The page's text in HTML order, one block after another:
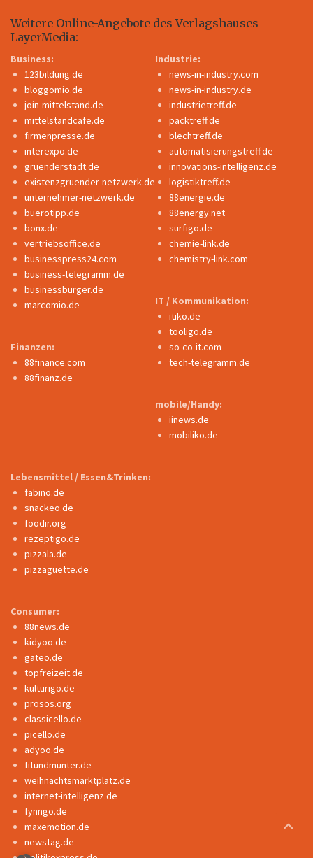
Weitere Online-Angebote des Verlagshauses
LayerMedia:
Business:
123bildung.de
bloggomio.de
join-mittelstand.de
mittelstandcafe.de
firmenpresse.de
interexpo.de
gruenderstadt.de
existenzgruender-netzwerk.de
unternehmer-netzwerk.de
buerotipp.de
bonx.de
vertriebsoffice.de
businesspress24.com
business-telegramm.de
businessburger.de
marcomio.de
Finanzen:
88finance.com
88finanz.de
Industrie:
news-in-industry.com
news-in-industry.de
industrietreff.de
packtreff.de
blechtreff.de
automatisierungstreff.de
innovations-intelligenz.de
logistiktreff.de
88energie.de
88energy.net
surfigo.de
chemie-link.de
chemistry-link.com
IT / Kommunikation:
itiko.de
tooligo.de
so-co-it.com
tech-telegramm.de
mobile/Handy:
iinews.de
mobiliko.de
Lebensmittel / Essen&Trinken:
fabino.de
snackeo.de
foodir.org
rezeptigo.de
pizzala.de
pizzaguette.de
Consumer:
88news.de
kidyoo.de
gateo.de
topfreizeit.de
kulturigo.de
prosos.org
classicello.de
picello.de
adyoo.de
fitundmunter.de
weihnachtsmarktplatz.de
internet-intelligenz.de
fynngo.de
maxemotion.de
newstag.de